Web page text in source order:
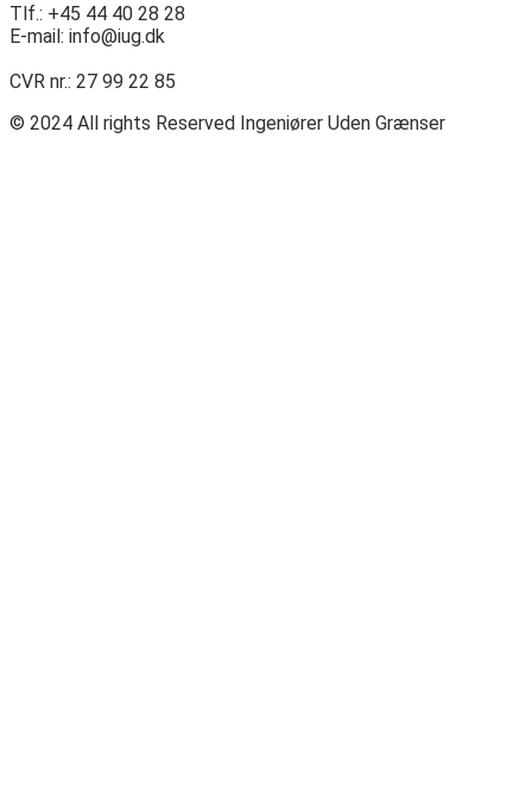
Tlf.: +45 44 40 28 28
E-mail: info@iug.dk
CVR nr.: 27 99 22 85
© 2024 All rights Reserved Ingeniører Uden Grænser